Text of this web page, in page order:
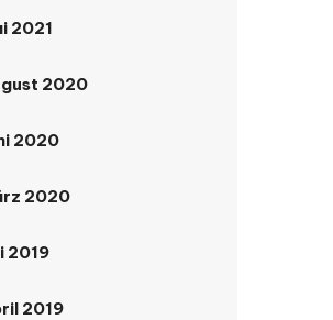
2021
2020
2020
2020
2019
2019